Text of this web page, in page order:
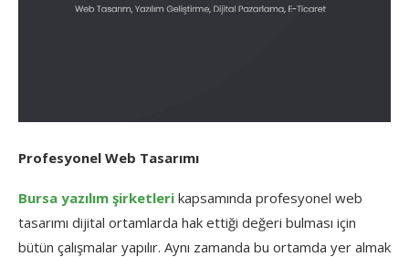
Profesyonel Web Tasarımı
Bursa yazılım şirketleri kapsamında profesyonel web
tasarımı dijital ortamlarda hak ettiği değeri bulması için
bütün çalışmalar yapılır. Aynı zamanda bu ortamda yer almak